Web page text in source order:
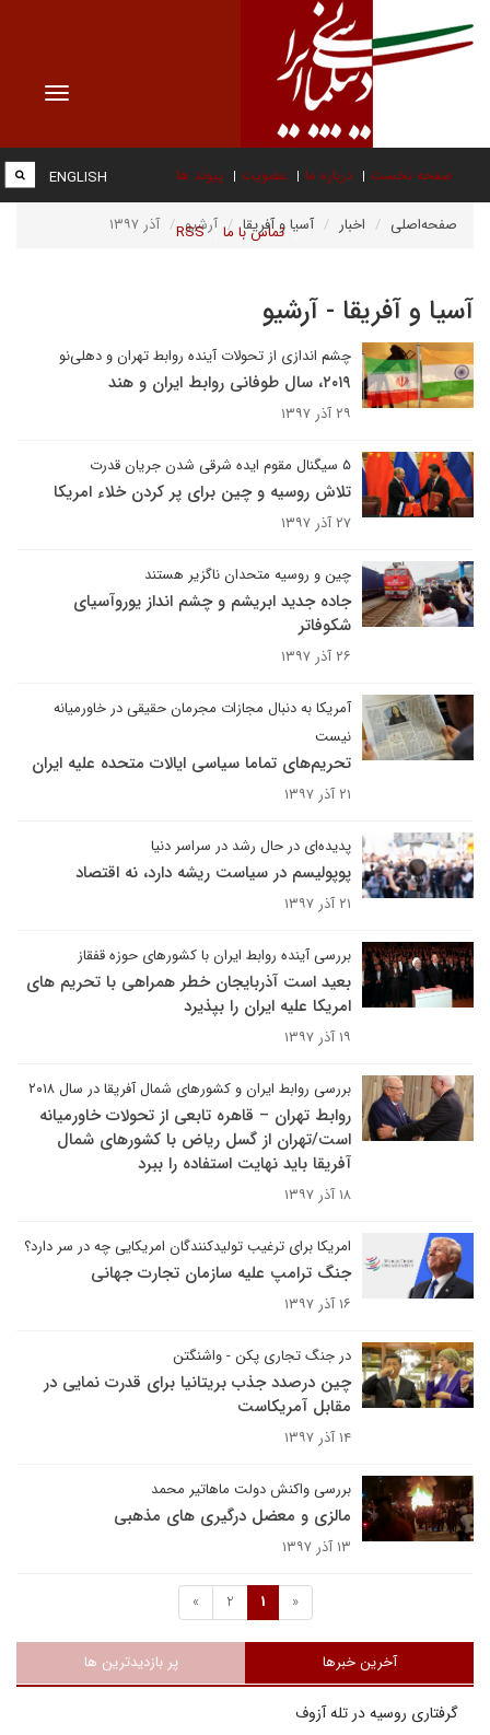
Toggle
صفحه نخست درباره ما عضویت پیوند ها
تماس با ما RSS
ENGLISH
صفحه‌اصلی اخبار آسیا و آفریقا آرشیو آذر ۱۳۹۷
آسیا و آفریقا - آرشیو
چشم اندازی از تحولات آینده روابط تهران و دهلی‌نو
۲۰۱۹، سال طوفانی روابط ایران و هند
۲۹ آذر ۱۳۹۷
۵ سیگنال مقوم ایده شرقی شدن جریان قدرت
تلاش روسیه و چین برای پر کردن خلاء امریکا
۲۷ آذر ۱۳۹۷
چین و روسیه متحدان ناگزیر هستند
جاده جدید ابریشم و چشم انداز یوروآسیای
شکوفاتر
۲۶ آذر ۱۳۹۷
آمریکا به دنبال مجازات مجرمان حقیقی در خاورمیانه
نیست
تحریم‌های تماما سیاسی ایالات متحده علیه ایران
۲۱ آذر ۱۳۹۷
پدیده‌ای در حال رشد در سراسر دنیا
پوپولیسم در سیاست ریشه دارد، نه اقتصاد
۲۱ آذر ۱۳۹۷
بررسی آینده روابط ایران با کشورهای حوزه قفقاز
بعید است آذربایجان خطر همراهی با تحریم های
امریکا علیه ایران را بپذیرد
۱۹ آذر ۱۳۹۷
بررسی روابط ایران و کشورهای شمال آفریقا در سال ۲۰۱۸
روابط تهران – قاهره تابعی از تحولات خاورمیانه
است/تهران از گسل ریاض با کشورهای شمال
آفریقا باید نهایت استفاده را ببرد
۱۸ آذر ۱۳۹۷
امریکا برای ترغیب تولیدکنندگان امریکایی چه در سر دارد؟
جنگ ترامپ علیه سازمان تجارت جهانی
۱۶ آذر ۱۳۹۷
در جنگ تجاری پکن - واشنگتن
چین درصدد جذب بریتانیا برای قدرت نمایی در
مقابل آمریکاست
۱۴ آذر ۱۳۹۷
بررسی واکنش دولت ماهاتیر محمد
مالزی و معضل درگیری های مذهبی
۱۳ آذر ۱۳۹۷
«
1
2
»
آخرین خبرها پر بازدیدترین ها
گرفتاری روسیه در تله آزوف